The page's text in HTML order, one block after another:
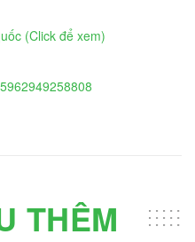
(Click để xem)
THÊM